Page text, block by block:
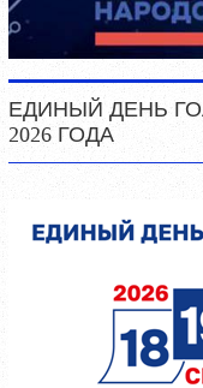
ЕДИНЫЙ ДЕНЬ
2026 ГОДА